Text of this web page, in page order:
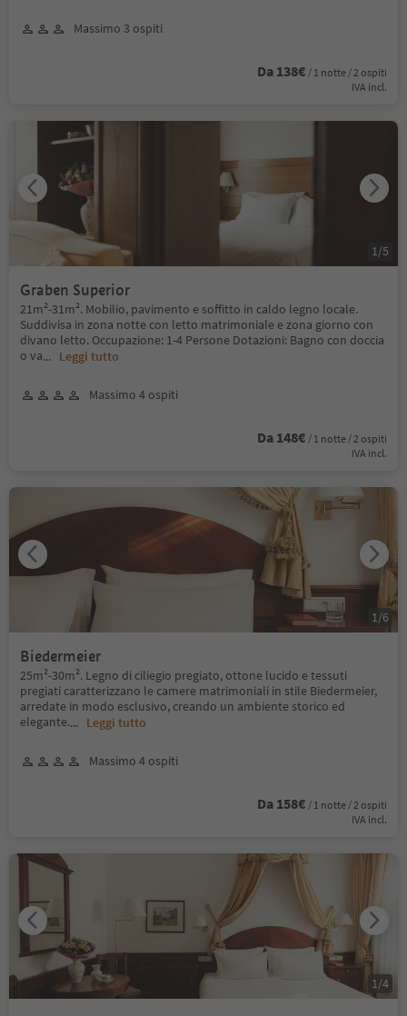
Massimo 3 ospiti
Da 138€ / 1 notte / 2 ospiti
IVA incl.
Graben Superior
21m²-31m². Mobilio, pavimento e soffitto in caldo legno locale.
Suddivisa in zona notte con letto matrimoniale e zona giorno con
divano letto. Occupazione: 1-4 Persone Dotazioni: Bagno con doccia
o va... Leggi tutto
Massimo 4 ospiti
Da 148€ / 1 notte / 2 ospiti
IVA incl.
1/5
Biedermeier
25m²-30m². Legno di ciliegio pregiato, ottone lucido e tessuti
pregiati caratterizzano le camere matrimoniali in stile Biedermeier,
arredate in modo esclusivo, creando un ambiente storico ed
elegante.... Leggi tutto
Massimo 4 ospiti
Da 158€ / 1 notte / 2 ospiti
IVA incl.
1/6
1/4